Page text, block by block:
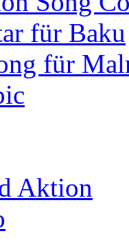
für Baku
für
Aktion